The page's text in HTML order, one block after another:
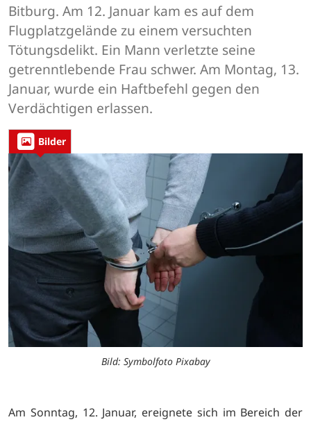
Bitburg. Am 12. Januar kam es auf dem
Flugplatzgelände zu einem versuchten
Tötungsdelikt. Ein Mann verletzte seine
getrenntlebende Frau schwer. Am Montag, 13.
Januar, wurde ein Haftbefehl gegen den
Verdächtigen erlassen.
Bilder
Bild: Symbolfoto Pixabay
Am Sonntag, 12. Januar, ereignete sich im Bereich der